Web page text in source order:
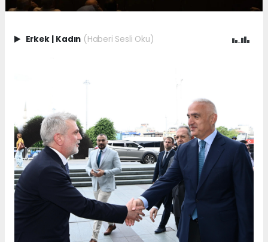
Erkek | Kadın (Haberi Sesli Oku)